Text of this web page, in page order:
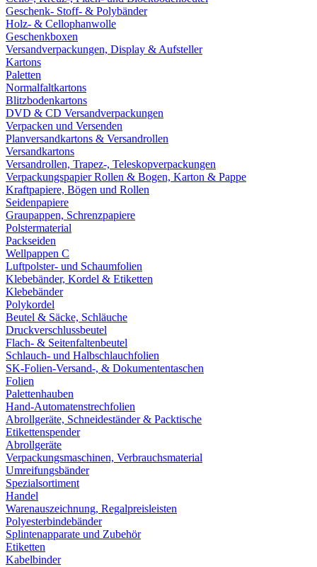
Geschenk- Stoff- & Polybänder
Holz- & Cellophanwolle
Geschenkboxen
Versandverpackungen, Display & Aufsteller
Kartons
Paletten
Normalfaltkartons
Blitzbodenkartons
DVD & CD Versandverpackungen
Verpacken und Versenden
Planversandkartons & Versandrollen
Versandkartons
Versandrollen, Trapez-, Teleskopverpackungen
Verpackungspapier Rollen & Bogen, Karton & Pappe
Kraftpapiere, Bögen und Rollen
Seidenpapiere
Graupappen, Schrenzpapiere
Polstermaterial
Packseiden
Wellpappen C
Luftpolster- und Schaumfolien
Klebebänder, Kordel & Etiketten
Klebebänder
Polykordel
Beutel & Säcke, Schläuche
Druckverschlussbeutel
Flach- & Seitenfaltenbeutel
Schlauch- und Halbschlauchfolien
SK-Folien-Versand-, & Dokumententaschen
Folien
Palettenhauben
Hand-Automatenstrechfolien
Abrollgeräte, Schneideständer & Packtische
Etikettenspender
Abrollgeräte
Verpackungsmaschinen, Verbrauchsmaterial
Umreifungsbänder
Spezialsortiment
Handel
Warenauszeichnung, Regalpreisleisten
Polyesterbindebänder
Splintenapparate und Zubehör
Etiketten
Kabelbinder